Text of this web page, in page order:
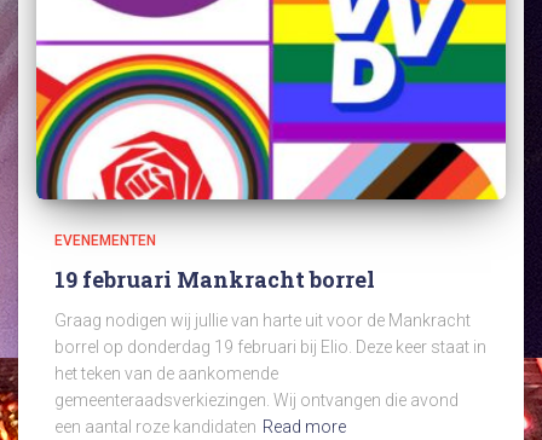
EVENEMENTEN
19 februari Mankracht borrel
Graag nodigen wij jullie van harte uit voor de Mankracht
borrel op donderdag 19 februari bij Elio. Deze keer staat in
het teken van de aankomende
gemeenteraadsverkiezingen. Wij ontvangen die avond
een aantal roze kandidaten Read more